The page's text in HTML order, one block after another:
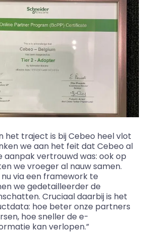
het traject is bij Cebeo heel vlot
we aan het feit dat Cebeo al
aanpak vertrouwd was: ook op
we vroeger al nauw samen.
via een framework te
we gedetailleerder de
Cruciaal daarbij is het
hoe beter onze partners
hoe sneller de e-
kan verlopen.”